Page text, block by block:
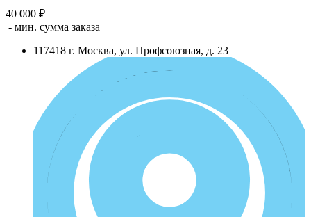
40 000 ₽
- мин. сумма заказа
117418 г. Москва, ул. Профсоюзная, д. 23